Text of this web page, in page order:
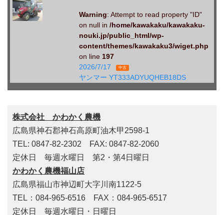
Warning: Attempt to read property "ID"
on null in /home/kawakaku/kawakaku-
nouki.jp/public_html/wp-
content/themes/kawakaku3/wiget.php
on line 197
2026/7/17
中古
ヤンマー YT333ADYUQHEB18DS
株式会社 かわかく農機
広島県神石郡神石高原町油木甲2598-1
TEL: 0847-82-2302 FAX: 0847-82-2060
定休日 毎週水曜日 第2・第4日曜日
かわかく農機福山店
広島県福山市神辺町大字川南1122-5
TEL：084-965-6516 FAX：084-965-6517
定休日 毎週水曜日・日曜日